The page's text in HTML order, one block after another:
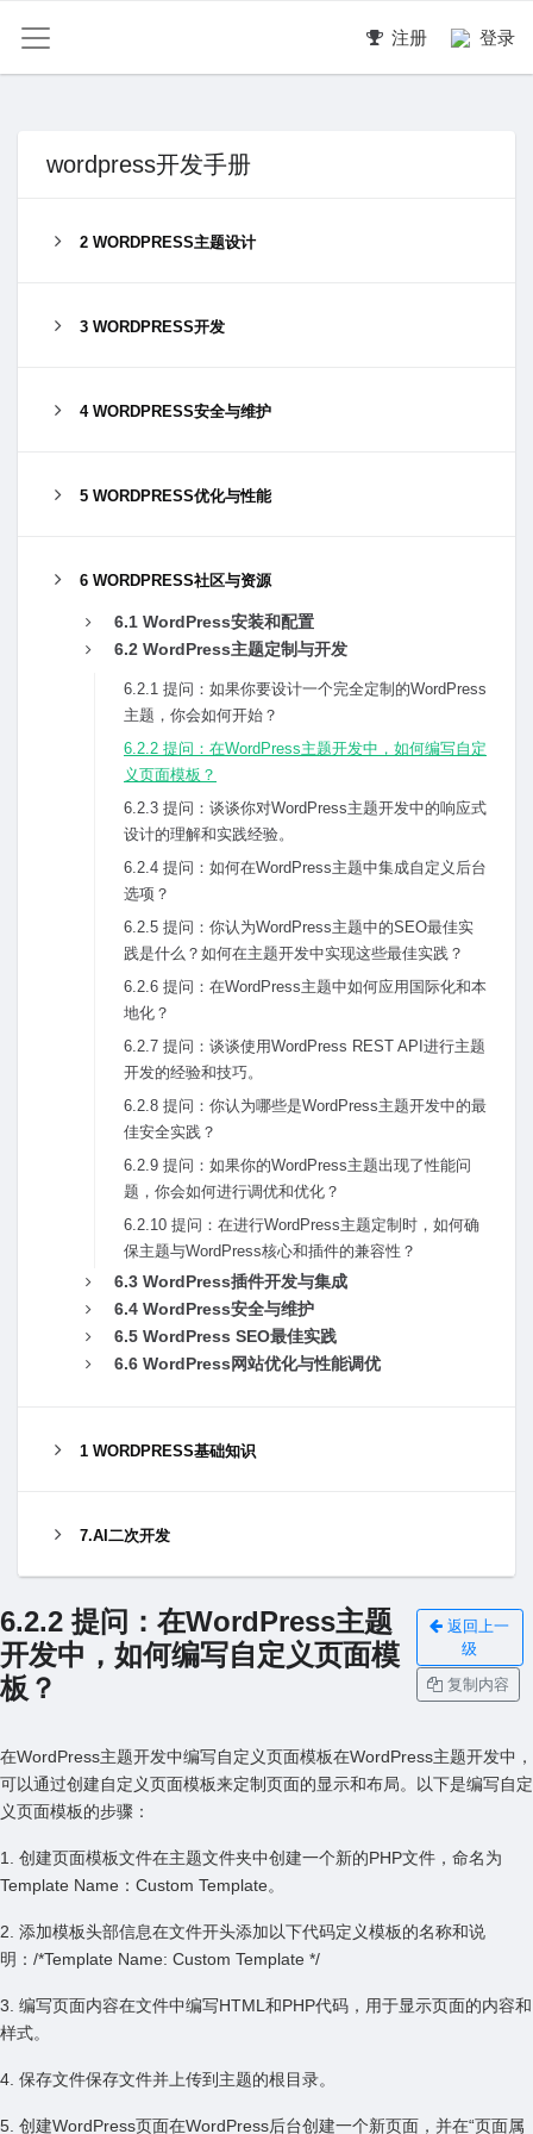
注册 登录
wordpress开发手册
2 WORDPRESS主题设计
3 WORDPRESS开发
4 WORDPRESS安全与维护
5 WORDPRESS优化与性能
6 WORDPRESS社区与资源
6.1 WordPress安装和配置
6.2 WordPress主题定制与开发
6.2.1 提问：如果你要设计⼀个完全定制的WordPress
主题，你会如何开始？
6.2.2 提问：在WordPress主题开发中，如何编写⾃定
义页⾯模板？
6.2.3 提问：谈谈你对WordPress主题开发中的响应式
设计的理解和实践经验。
6.2.4 提问：如何在WordPress主题中集成⾃定义后台
选项？
6.2.5 提问：你认为WordPress主题中的SEO最佳实
践是什么？如何在主题开发中实现这些最佳实践？
6.2.6 提问：在WordPress主题中如何应⽤国际化和本
地化？
6.2.7 提问：谈谈使⽤WordPress REST API进⾏主题
开发的经验和技巧。
6.2.8 提问：你认为哪些是WordPress主题开发中的最
佳安全实践？
6.2.9 提问：如果你的WordPress主题出现了性能问
题，你会如何进⾏调优和优化？
6.2.10 提问：在进⾏WordPress主题定制时，如何确
保主题与WordPress核⼼和插件的兼容性？
6.3 WordPress插件开发与集成
6.4 WordPress安全与维护
6.5 WordPress SEO最佳实践
6.6 WordPress⽹站优化与性能调优
1 WORDPRESS基础知识
7.AI二次开发
6.2.2 提问：在WordPress主题
开发中，如何编写⾃定义页⾯模
板？
返回上一
级
复制内容
在WordPress主题开发中编写⾃定义页⾯模板在WordPress主题开发中，
可以通过创建⾃定义页⾯模板来定制页⾯的显⽰和布局。以下是编写⾃定
义页⾯模板的步骤：
1. 创建页⾯模板⽂件在主题⽂件夹中创建⼀个新的PHP⽂件，命名为
Template Name：Custom Template。
2. 添加模板头部信息在⽂件开头添加以下代码定义模板的名称和说
明：/*Template Name: Custom Template */
3. 编写页⾯内容在⽂件中编写HTML和PHP代码，⽤于显⽰页⾯的内容和
样式。
4. 保存⽂件保存⽂件并上传到主题的根⽬录。
5. 创建WordPress页⾯在WordPress后台创建⼀个新页⾯，并在“页⾯属